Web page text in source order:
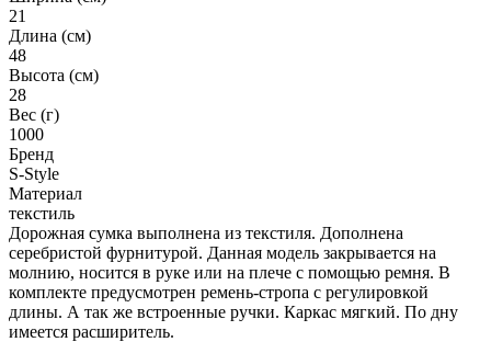
21
Длина (см)
48
Высота (см)
28
Вес (г)
1000
Бренд
S-Style
Материал
текстиль
Дорожная сумка выполнена из текстиля. Дополнена
серебристой фурнитурой. Данная модель закрывается на
молнию, носится в руке или на плече с помощью ремня. В
комплекте предусмотрен ремень-стропа с регулировкой
длины. А так же встроенные ручки. Каркас мягкий. По дну
имеется расширитель.